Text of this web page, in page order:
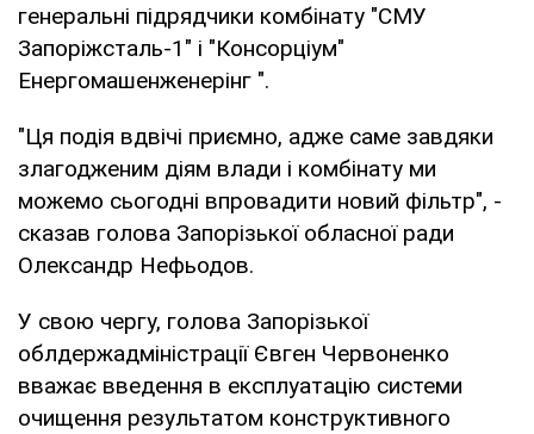
генеральні підрядчики комбінату "СМУ
Запоріжсталь-1" і "Консорціум"
Енергомашенженерінг ".
"Ця подія вдвічі приємно, адже саме завдяки
злагодженим діям влади і комбінату ми
можемо сьогодні впровадити новий фільтр", -
сказав голова Запорізької обласної ради
Олександр Нефьодов.
У свою чергу, голова Запорізької
облдержадміністрації Євген Червоненко
вважає введення в експлуатацію системи
очищення результатом конструктивного